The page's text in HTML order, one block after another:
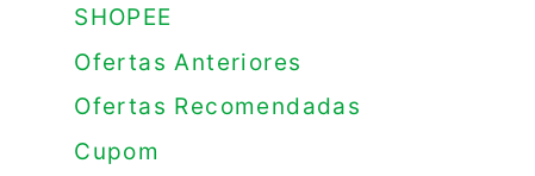
SHOPEE
Ofertas Anteriores
Ofertas Recomendadas
Cupom